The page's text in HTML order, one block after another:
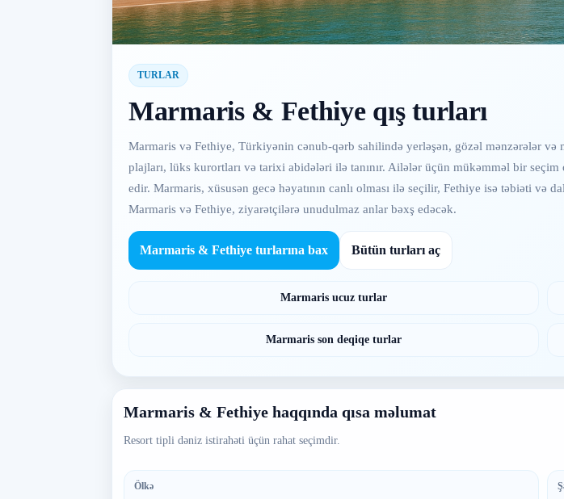
TURLAR
Marmaris & Fethiye qış turları
Marmaris və Fethiye, Türkiyənin cənub-qərb sahilində yerləşən, gözəl mənzərələr
plajları, lüks kurortları və tarixi abidələri ilə tanınır. Ailələr üçün mükəmməl bir
edir. Marmaris, xüsusən gecə həyatının canlı olması ilə seçilir, Fethiye isə təbiəti və
Marmaris və Fethiye, ziyarətçilərə unudulmaz anlar bəxş edəcək.
Marmaris & Fethiye turlarına bax Bütün turları aç
Marmaris ucuz turlar
Marmaris son deqiqe turlar
Marmaris & Fethiye haqqında qısa məlumat
Resort tipli dəniz istirahəti üçün rahat seçimdir.
Ölkə